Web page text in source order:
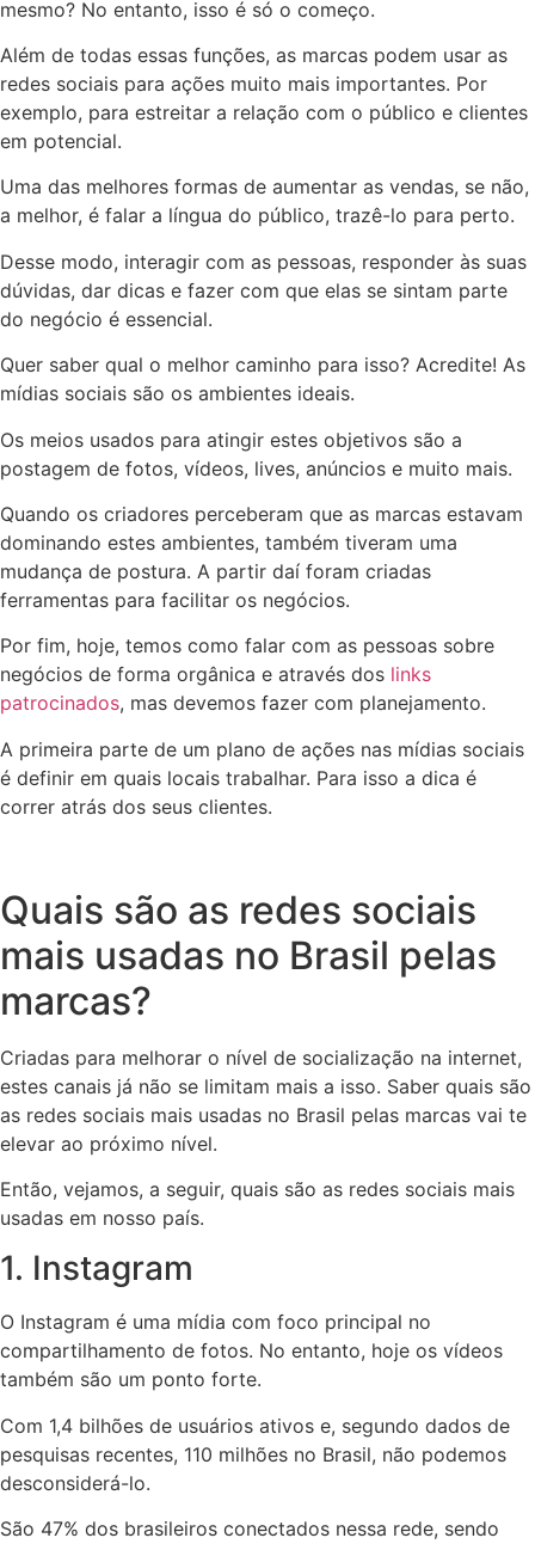
mesmo? No entanto, isso é só o começo.
Além de todas essas funções, as marcas podem usar as
redes sociais para ações muito mais importantes. Por
exemplo, para estreitar a relação com o público e clientes
em potencial.
Uma das melhores formas de aumentar as vendas, se não,
a melhor, é falar a língua do público, trazê-lo para perto.
Desse modo, interagir com as pessoas, responder às suas
dúvidas, dar dicas e fazer com que elas se sintam parte
do negócio é essencial.
Quer saber qual o melhor caminho para isso? Acredite! As
mídias sociais são os ambientes ideais.
Os meios usados para atingir estes objetivos são a
postagem de fotos, vídeos, lives, anúncios e muito mais.
Quando os criadores perceberam que as marcas estavam
dominando estes ambientes, também tiveram uma
mudança de postura. A partir daí foram criadas
ferramentas para facilitar os negócios.
Por fim, hoje, temos como falar com as pessoas sobre
negócios de forma orgânica e através dos links
patrocinados, mas devemos fazer com planejamento.
A primeira parte de um plano de ações nas mídias sociais
é definir em quais locais trabalhar. Para isso a dica é
correr atrás dos seus clientes.
Quais são as redes sociais
mais usadas no Brasil pelas
marcas?
Criadas para melhorar o nível de socialização na internet,
estes canais já não se limitam mais a isso. Saber quais são
as redes sociais mais usadas no Brasil pelas marcas vai te
elevar ao próximo nível.
Então, vejamos, a seguir, quais são as redes sociais mais
usadas em nosso país.
1. Instagram
O Instagram é uma mídia com foco principal no
compartilhamento de fotos. No entanto, hoje os vídeos
também são um ponto forte.
Com 1,4 bilhões de usuários ativos e, segundo dados de
pesquisas recentes, 110 milhões no Brasil, não podemos
desconsiderá-lo.
São 47% dos brasileiros conectados nessa rede, sendo